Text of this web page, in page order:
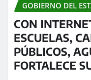
GOBIERNO DEL
CON
ESCUELAS,
PÚBLICOS,
FORTALECE